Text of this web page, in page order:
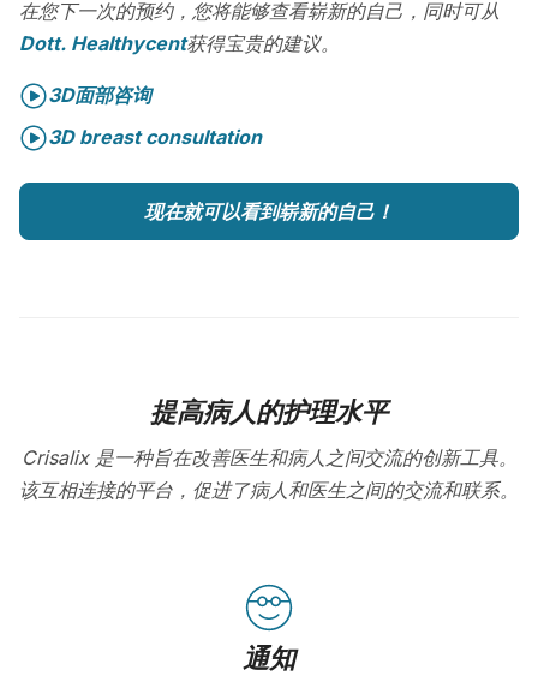
在您下一次的预约，您将能够查看崭新的自己，同时可从
Dott. Healthycent获得宝贵的建议。
3D面部咨询
3D breast consultation
现在就可以看到崭新的自己！
提高病人的护理水平
Crisalix 是一种旨在改善医生和病人之间交流的创新工具。
该互相连接的平台，促进了病人和医生之间的交流和联系。
通知